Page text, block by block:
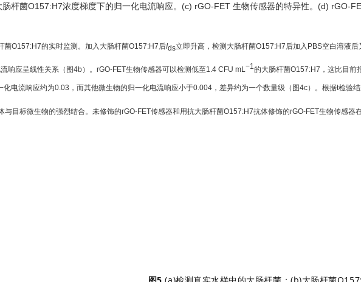
肠杆菌O157:H7浓度梯度下的归一化电流响应。 (c) rGO-FET 生物传感器的特异性。 (d) rGO-
菌O157:H7的实时监测。加入大肠杆菌O157:H7后Ids立即升高，检测大肠杆菌O157:H7后加入PBS空白溶液
响应呈线性关系（图4b）。rGO-FET生物传感器可以检测低至1.4 CFU mL−1的大肠杆菌O157:H7，这比目前
电流响应约为0.03，而其他微生物的归一化电流响应小于0.004，差异约为一个数量级（图4c）。根据t检
与目标微生物的强烈结合。未修饰的rGO-FET传感器和用抗大肠杆菌O157:H7抗体修饰的rGO-FET生物传